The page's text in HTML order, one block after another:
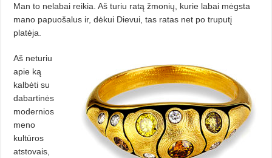
Man to nelabai reikia. Aš turiu ratą žmonių, kurie labai mėgsta
mano papuošalus ir, dėkui Dievui, tas ratas net po truputį
platėja.
Aš neturiu
apie ką
kalbėti su
dabartinės
modernios
meno
kultūros
atstovais,